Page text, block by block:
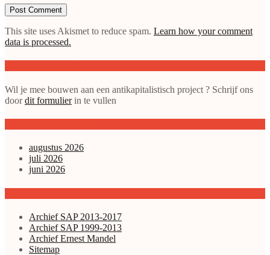
This site uses Akismet to reduce spam. Learn how your comment
data is processed.
Wil je mee bouwen aan een antikapitalistisch project ? Schrijf ons
doordit formulierin te vullen
augustus 2026
juli 2026
juni 2026
Archief SAP 2013-2017
Archief SAP 1999-2013
Archief Ernest Mandel
Sitemap